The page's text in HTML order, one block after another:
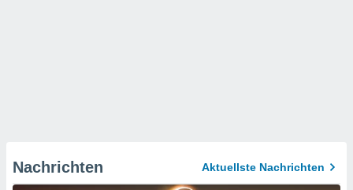
Nachrichten Aktuellste Nachrichten